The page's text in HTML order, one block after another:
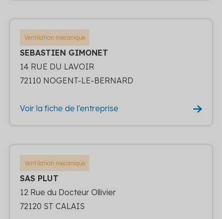
Ventilation mecanique
SEBASTIEN GIMONET
14 RUE DU LAVOIR
72110 NOGENT-LE-BERNARD
Voir la fiche de l'entreprise
Ventilation mecanique
SAS PLUT
12 Rue du Docteur Ollivier
72120 ST CALAIS